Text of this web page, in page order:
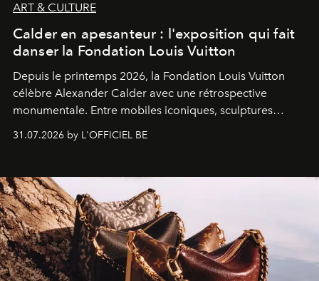
ART & CULTURE
Calder en apesanteur : l'exposition qui fait
danser la Fondation Louis Vuitton
Depuis le printemps 2026, la Fondation Louis Vuitton
célèbre Alexander Calder avec une rétrospective
monumentale. Entre mobiles iconiques, sculptures
monumentales et poésie du mouvement, l'artiste
américain investit les espaces imaginés par Frank Gehry
sculpture.
31.07.2026 by L'OFFICIEL BE